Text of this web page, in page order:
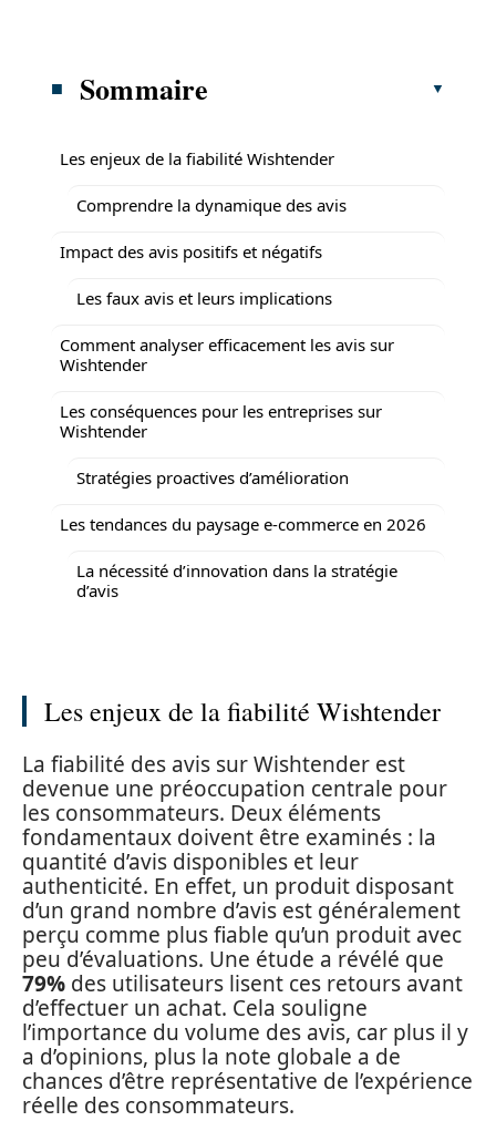
Sommaire
Les enjeux de la fiabilité Wishtender
Comprendre la dynamique des avis
Impact des avis positifs et négatifs
Les faux avis et leurs implications
Comment analyser efficacement les avis sur
Wishtender
Les conséquences pour les entreprises sur
Wishtender
Stratégies proactives d’amélioration
Les tendances du paysage e-commerce en 2026
La nécessité d’innovation dans la stratégie
d’avis
Les enjeux de la fiabilité Wishtender
La fiabilité des avis sur Wishtender est
devenue une préoccupation centrale pour
les consommateurs. Deux éléments
fondamentaux doivent être examinés : la
quantité d’avis disponibles et leur
authenticité. En effet, un produit disposant
d’un grand nombre d’avis est généralement
perçu comme plus fiable qu’un produit avec
peu d’évaluations. Une étude a révélé que
79% des utilisateurs lisent ces retours avant
d’effectuer un achat. Cela souligne
l’importance du volume des avis, car plus il y
a d’opinions, plus la note globale a de
chances d’être représentative de l’expérience
réelle des consommateurs.